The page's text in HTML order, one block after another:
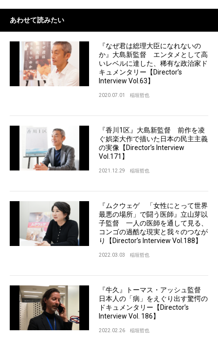
あわせて読みたい
『なぜ君は総理大臣になれないの
か』大島新監督 エンタメとして高
いレベルに達した、稀有な政治家ド
キュメンタリー【Director’s
Interview Vol.63】
2020.07.01 稲垣哲也
『香川1区』大島新監督 前作を凌
ぐ娯楽大作で描いた日本の民主主義
の実像【Director’s Interview
Vol.171】
2021.12.29 稲垣哲也
『ムクウェゲ 「女性にとって世界
最悪の場所」で闘う医師』立山芽以
子監督 一人の医師を通して見る、
コンゴの過酷な現実と我々のつなが
り【Director’s Interview Vol.188】
2022.03.03 稲垣哲也
『牛久』トーマス・アッシュ監督
日本人の「病」をえぐり出す驚愕の
ドキュメンタリー【Director’s
Interview Vol. 186】
2022.02.26 稲垣哲也